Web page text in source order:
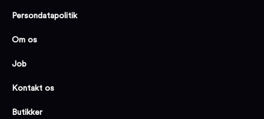
Persondatapolitik
Om os
Job
Kontakt os
Butikker